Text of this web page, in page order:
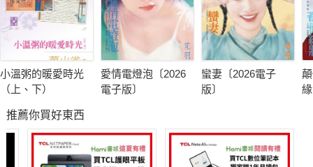
小溫粥的暖愛時光
（上、下）
愛情電燈泡〔2026
電子版〕
蠻妻〔2026電子
版〕
推薦你買好東西